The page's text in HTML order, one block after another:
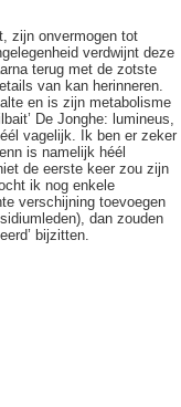
zijn onvermogen tot
verdwijnt deze
terug met de zotste
van kan herinneren.
en is zijn metabolisme
De Jonghe: lumineus,
vagelijk. Ik ben er zeker
is namelijk héél
de eerste keer zou zijn
ik nog enkele
verschijning toevoegen
dan zouden
bijzitten.